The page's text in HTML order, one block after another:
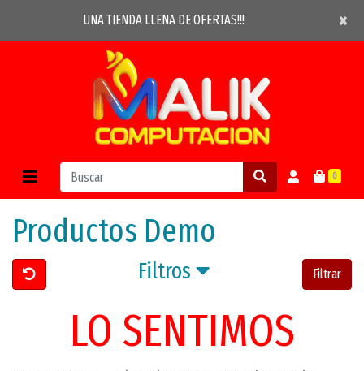
UNA TIENDA LLENA DE OFERTAS!!! ×
×
0
Productos Demo
Filtros Filtrar
LO SENTIMOS